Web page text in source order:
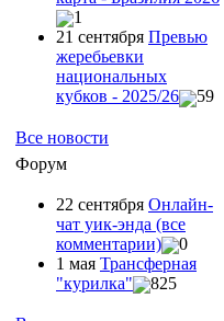
1
21 сентября Превью
жеребьевки
национальных
кубков - 2025/26
59
Все новости
Форум
22 сентября Онлайн-
чат уик-энда (все
комментарии)
0
1 мая Трансферная
"курилка"
825